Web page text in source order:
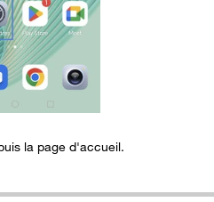
la page d'accueil.